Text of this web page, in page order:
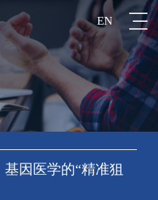
EN
基因医学的“精准狙